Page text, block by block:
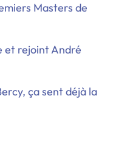
Masters de
et rejoint André
ça sent déjà la